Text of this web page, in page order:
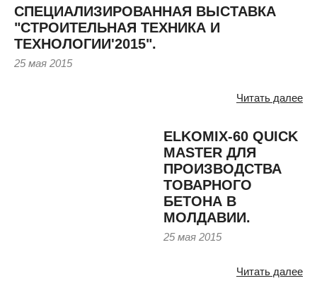
СПЕЦИАЛИЗИРОВАННАЯ ВЫСТАВКА
"СТРОИТЕЛЬНАЯ ТЕХНИКА И
ТЕХНОЛОГИИ'2015".
25 мая 2015
Читать далее
ELKOMIX-60 QUICK
MASTER ДЛЯ
ПРОИЗВОДСТВА
ТОВАРНОГО
БЕТОНА В
МОЛДАВИИ.
25 мая 2015
Читать далее